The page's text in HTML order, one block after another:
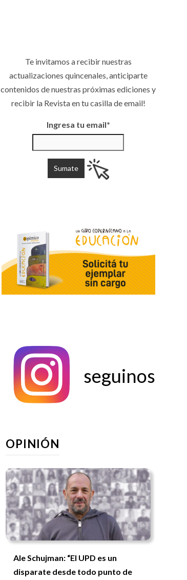
Te invitamos a recibir nuestras
actualizaciones quincenales, anticiparte
contenidos de nuestras próximas ediciones y
recibir la Revista en tu casilla de email!
Ingresa tu email*
seguinos
OPINIÓN
Ale Schujman: “El UPD es un
disparate desde todo punto de